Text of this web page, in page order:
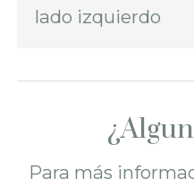
lado izquierdo
Para más